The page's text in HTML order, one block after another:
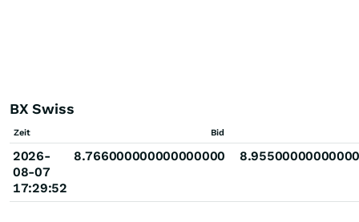
BX Swiss
Zeit Bid
2026-
08-07
17:29:52
8.766000000000000000